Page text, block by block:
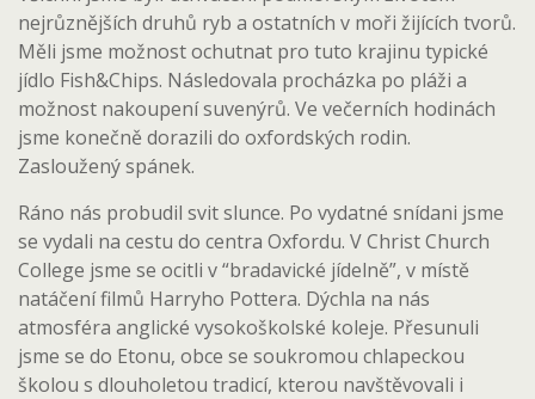
nejrůznějších druhů ryb a ostatních v moři žijících tvorů.
Měli jsme možnost ochutnat pro tuto krajinu typické
jídlo Fish&Chips. Následovala procházka po pláži a
možnost nakoupení suvenýrů. Ve večerních hodinách
jsme konečně dorazili do oxfordských rodin.
Zasloužený spánek.
Ráno nás probudil svit slunce. Po vydatné snídani jsme
se vydali na cestu do centra Oxfordu. V Christ Church
College jsme se ocitli v “bradavické jídelně”, v místě
natáčení filmů Harryho Pottera. Dýchla na nás
atmosféra anglické vysokoškolské koleje. Přesunuli
jsme se do Etonu, obce se soukromou chlapeckou
školou s dlouholetou tradicí, kterou navštěvovali i